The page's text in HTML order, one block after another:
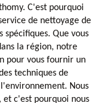
C'est pourquoi
de nettoyage de
spécifiques. Que vous
la région, notre
pour vous fournir un
techniques de
Nous
et c'est pourquoi nous